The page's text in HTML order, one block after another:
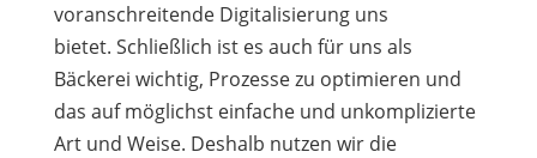
voranschreitende Digitalisierung uns
bietet. Schließlich ist es auch für uns als
Bäckerei wichtig, Prozesse zu optimieren und
das auf möglichst einfache und unkomplizierte
Art und Weise. Deshalb nutzen wir die